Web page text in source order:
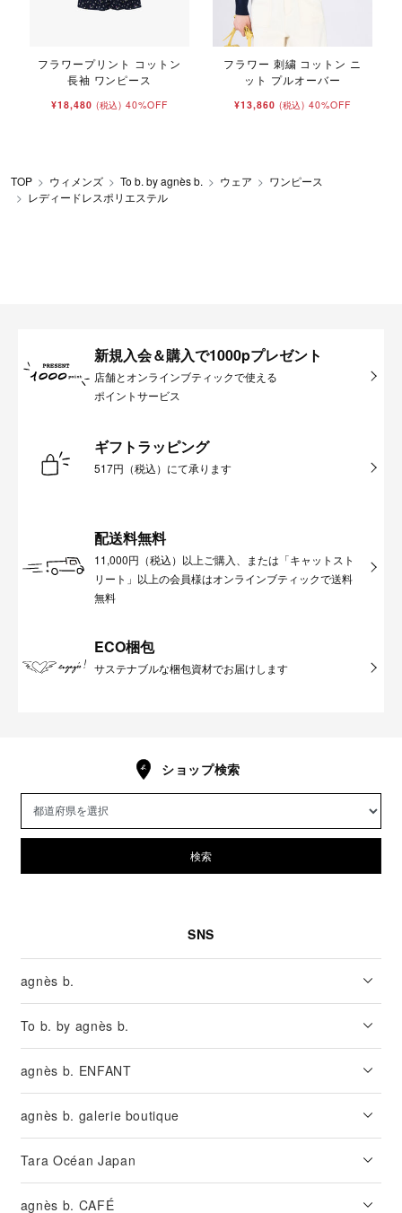
フラワープリント コットン
長袖 ワンピース
¥18,480 (税込) 40%OFF
フラワー 刺繍 コットン ニ
ット プルオーバー
¥13,860 (税込) 40%OFF
TOP ウィメンズ To b. by agnès b. ウェア
ワンピース
レディードレスポリエステル
新規入会＆購入で1000pプレゼント
店舗とオンラインブティックで使える
ポイントサービス
ギフトラッピング
517円（税込）にて承ります
配送料無料
11,000円（税込）以上ご購入、または「キャットスト
リート」以上の会員様はオンラインブティックで送料
無料
ECO梱包
サステナブルな梱包資材でお届けします
ショップ検索
検索
SNS
agnès b.
To b. by agnès b.
agnès b. ENFANT
agnès b. galerie boutique
Tara Océan Japan
agnès b. CAFÉ